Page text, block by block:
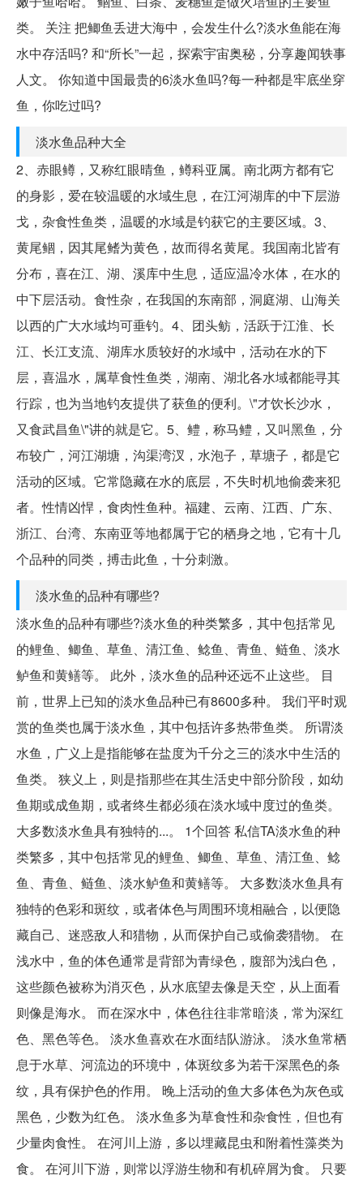
类。 ​关注 把鲫鱼丢进大海中，会发生什么?淡水鱼能在海
水中存活吗? 和“所长”一起，探索宇宙奥秘，分享趣闻轶事
人文。 你知道中国最贵的6淡水鱼吗?每一种都是牢底坐穿
鱼，你吃过吗?
淡水鱼品种大全
2、赤眼鳟，又称红眼晴鱼，鳟科亚属。南北两方都有它
的身影，爱在较温暖的水域生息，在江河湖库的中下层游
戈，杂食性鱼类，温暖的水域是钓获它的主要区域。3、
黄尾鲴，因其尾鳍为黄色，故而得名黄尾。我国南北皆有
分布，喜在江、湖、溪库中生息，适应温冷水体，在水的
中下层活动。食性杂，在我国的东南部，洞庭湖、山海关
以西的广大水域均可垂钓。4、团头鲂，活跃于江淮、长
江、长江支流、湖库水质较好的水域中，活动在水的下
层，喜温水，属草食性鱼类，湖南、湖北各水域都能寻其
行踪，也为当地钓友提供了获鱼的便利。\"才饮长沙水，
又食武昌鱼\"讲的就是它。5、鳢，称马鳢，又叫黑鱼，分
布较广，河江湖塘，沟渠湾汊，水泡子，草塘子，都是它
活动的区域。它常隐藏在水的底层，不失时机地偷袭来犯
者。性情凶悍，食肉性鱼种。福建、云南、江西、广东、
浙江、台湾、东南亚等地都属于它的栖身之地，它有十几
个品种的同类，搏击此鱼，十分刺激。
淡水鱼的品种有哪些?
淡水鱼的品种有哪些?淡水鱼的种类繁多，其中包括常见
的鲤鱼、鲫鱼、草鱼、清江鱼、鲶鱼、青鱼、鲢鱼、淡水
鲈鱼和黄鳝等。 此外，淡水鱼的品种还远不止这些。 目
前，世界上已知的淡水鱼品种已有8600多种。 我们平时观
赏的鱼类也属于淡水鱼，其中包括许多热带鱼类。 所谓淡
水鱼，广义上是指能够在盐度为千分之三的淡水中生活的
鱼类。 狭义上，则是指那些在其生活史中部分阶段，如幼
鱼期或成鱼期，或者终生都必须在淡水域中度过的鱼类。
大多数淡水鱼具有独特的...。 1个回答 私信TA淡水鱼的种
类繁多，其中包括常见的鲤鱼、鲫鱼、草鱼、清江鱼、鲶
鱼、青鱼、鲢鱼、淡水鲈鱼和黄鳝等。 大多数淡水鱼具有
独特的色彩和斑纹，或者体色与周围环境相融合，以便隐
藏自己、迷惑敌人和猎物，从而保护自己或偷袭猎物。 在
浅水中，鱼的体色通常是背部为青绿色，腹部为浅白色，
这些颜色被称为消灭色，从水底望去像是天空，从上面看
则像是海水。 而在深水中，体色往往非常暗淡，常为深红
色、黑色等色。 淡水鱼喜欢在水面结队游泳。 淡水鱼常栖
息于水草、河流边的环境中，体斑纹多为若干深黑色的条
纹，具有保护色的作用。 晚上活动的鱼大多体色为灰色或
黑色，少数为红色。 淡水鱼多为草食性和杂食性，但也有
少量肉食性。 在河川上游，多以埋藏昆虫和附着性藻类为
食。 在河川下游，则常以浮游生物和有机碎屑为食。 只要